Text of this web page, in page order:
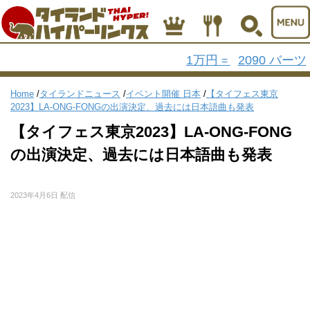
1万円 = 2090 バーツ
Home /タイランドニュース /イベント開催 日本 / 【タイフェス東京
2023】LA-ONG-FONGの出演決定、過去には日本語曲も発表
【タイフェス東京2023】LA-ONG-FONG
の出演決定、過去には日本語曲も発表
2023年4月6日 配信